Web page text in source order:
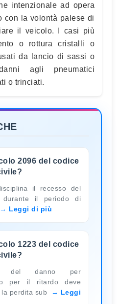
intenzionale ad opera
con la volontà palese di
il veicolo. I casi più
o rottura cristalli o
da lancio di sassi o
agli pneumatici
o trinciati.
2096 del codice
il recesso del
il periodo di
Leggi di più
1223 del codice
del danno per
o per il ritardo deve
perdita sub
Leggi